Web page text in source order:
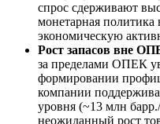
спрос сдерживают
монетарная
экономическую
Рост запасов вне
за пределами ОПЕК
формировании
компании
уровня (~13 млн
неожиданный рост